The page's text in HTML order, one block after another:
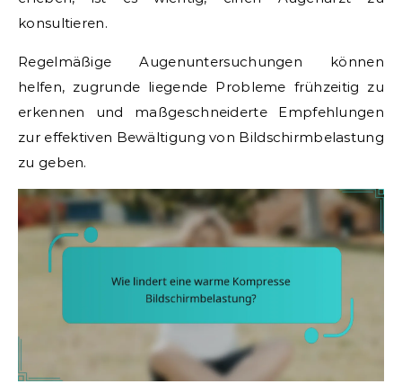
konsultieren.
Regelmäßige Augenuntersuchungen können
helfen, zugrunde liegende Probleme frühzeitig zu
erkennen und maßgeschneiderte Empfehlungen
zur effektiven Bewältigung von Bildschirmbelastung
zu geben.